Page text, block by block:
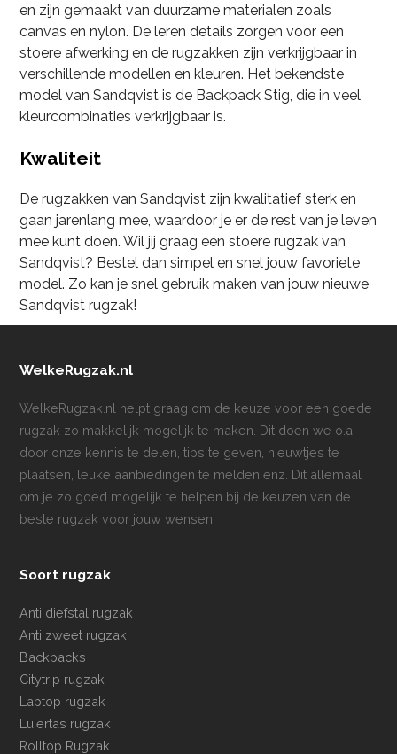
en zijn gemaakt van duurzame materialen zoals
canvas en nylon. De leren details zorgen voor een
stoere afwerking en de rugzakken zijn verkrijgbaar in
verschillende modellen en kleuren. Het bekendste
model van Sandqvist is de Backpack Stig, die in veel
kleurcombinaties verkrijgbaar is.
Kwaliteit
De rugzakken van Sandqvist zijn kwalitatief sterk en
gaan jarenlang mee, waardoor je er de rest van je leven
mee kunt doen. Wil jij graag een stoere rugzak van
Sandqvist? Bestel dan simpel en snel jouw favoriete
model. Zo kan je snel gebruik maken van jouw nieuwe
Sandqvist rugzak!
WelkeRugzak.nl
WelkeRugzak.nl helpt graag om de keuze voor een goede
rugzak zo makkelijk mogelijk te maken. Dit doen we o.a.
door onze kennis te delen, tips te geven, nieuwtjes te
plaatsen, leuke aanbiedingen te melden enz. Dit allemaal
om je zo goed mogelijk te helpen bij de keuzen van de
beste rugzak voor jouw wensen.
Soort rugzak
Anti diefstal rugzak
Anti zweet rugzak
Backpacks
Citytrip rugzak
Laptop rugzak
Luiertas rugzak
Rolltop Rugzak